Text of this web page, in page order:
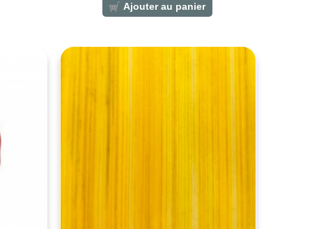
Ajouter au panier